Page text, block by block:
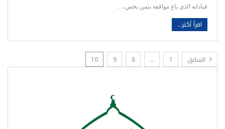
قياداته الذي باع مواقفه بثمن بخس،…
اقرأ أكثر...
السابق 1
…
8
9
10